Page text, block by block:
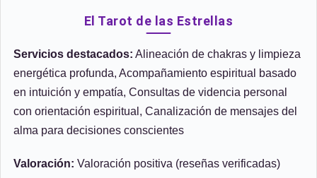
El Tarot de las Estrellas
Servicios destacados: Alineación de chakras y limpieza
energética profunda, Acompañamiento espiritual basado
en intuición y empatía, Consultas de videncia personal
con orientación espiritual, Canalización de mensajes del
alma para decisiones conscientes
Valoración: Valoración positiva (reseñas verificadas)